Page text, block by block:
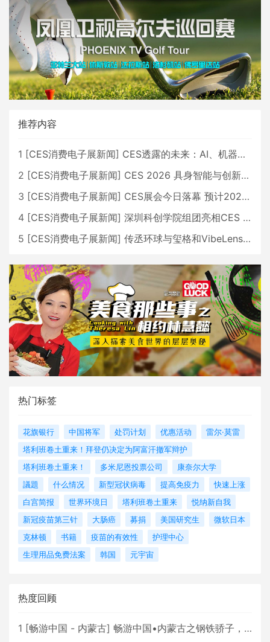
推荐内容
1 [CES消费电子展新闻] CES透露的未来：AI、机器人与智能生活大爆发
2 [CES消费电子展新闻] CES 2026 具身智能与创新领域 中国公司大放异彩
3 [CES消费电子展新闻] CES展会今日落幕 预计2026行业收入将超五千亿美元
4 [CES消费电子展新闻] 深圳科创学院组团亮相CES 广受好评
5 [CES消费电子展新闻] 传丞环球与玺格和VibeLens共同推出全新耳机
热门标签
花旗银行 中国将军 处罚计划 优惠活动
雷尔·莫雷
塔利班卷土重来！拜登仍决定为阿富汗撤军辩护
塔利班卷土重来！
多米尼恩投票公司
康奈尔大学
議題
什么情况 新型冠状病毒 提高免疫力
快速上涨
白宫简报
世界环境日 塔利班卷土重来
悦纳新自我
新冠疫苗第三针
大肠癌 募捐 美国研究生
微软日本
克林顿
书籍 疫苗的有效性
护理中心
生理用品免费法案
韩国 元宇宙
热度回顾
1 [畅游中国 - 内蒙古] 畅游中国•内蒙古之钢铁骄子，魅力包头